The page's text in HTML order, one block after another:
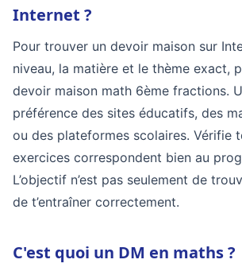
Internet ?
Pour trouver un devoir maison sur
niveau, la matière et le thème exact,
devoir maison math 6ème fractions.
préférence des sites éducatifs, des
ou des plateformes scolaires. Vérifie
exercices correspondent bien au
L’objectif n’est pas seulement de
de t’entraîner correctement.
C'est quoi un DM en maths ?